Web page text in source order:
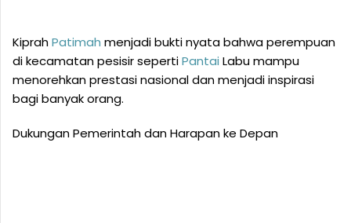
KiprahPatimah menjadi bukti nyata bahwa perempuan
di kecamatan pesisir sepertiPantai Labu mampu
menorehkan prestasi nasional dan menjadi inspirasi
bagi banyak orang.
Dukungan Pemerintah dan Harapan ke Depan